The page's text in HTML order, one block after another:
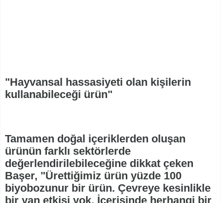
"Hayvansal hassasiyeti olan kişilerin
kullanabileceği ürün"
Tamamen doğal içeriklerden oluşan
ürünün farklı sektörlerde
değerlendirilebileceğine dikkat çeken
Başer, "Ürettiğimiz ürün yüzde 100
biyobozunur bir ürün. Çevreye kesinlikle
bir yan etkisi yok. İçerisinde herhangi bir